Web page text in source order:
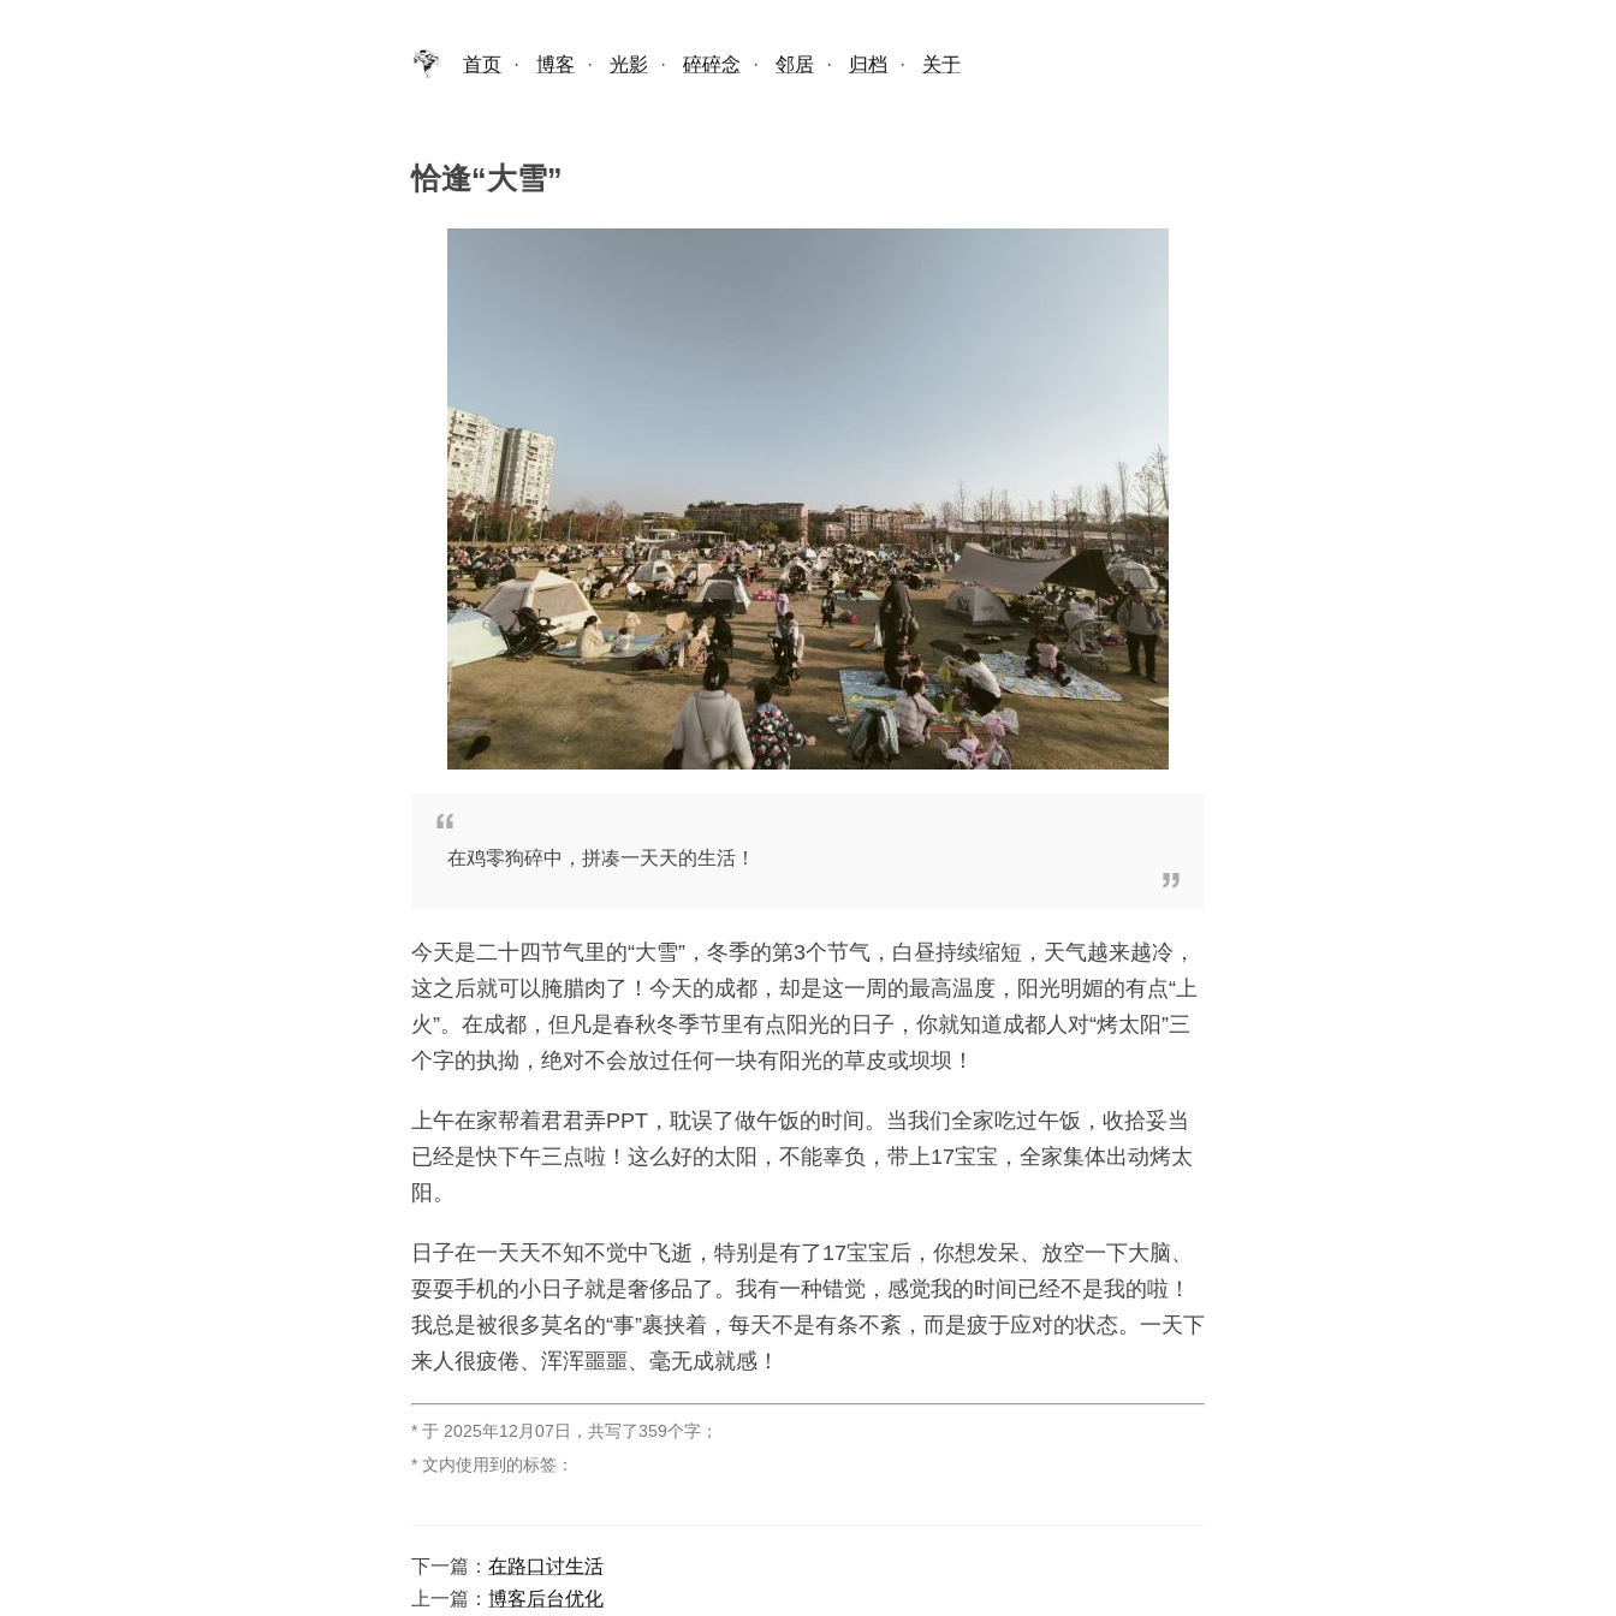
首页 · 博客 · 光影 · 碎碎念 · 邻居 · 归档 · 关于
恰逢“大雪”
在鸡零狗碎中，拼凑一天天的生活！
今天是二十四节气里的“大雪”，冬季的第3个节气，白昼持续缩短，天气越来越冷，
这之后就可以腌腊肉了！今天的成都，却是这一周的最高温度，阳光明媚的有点“上
火”。在成都，但凡是春秋冬季节里有点阳光的日子，你就知道成都人对“烤太阳”三
个字的执拗，绝对不会放过任何一块有阳光的草皮或坝坝！
上午在家帮着君君弄PPT，耽误了做午饭的时间。当我们全家吃过午饭，收拾妥当
已经是快下午三点啦！这么好的太阳，不能辜负，带上17宝宝，全家集体出动烤太
阳。
日子在一天天不知不觉中飞逝，特别是有了17宝宝后，你想发呆、放空一下大脑、
耍耍手机的小日子就是奢侈品了。我有一种错觉，感觉我的时间已经不是我的啦！
我总是被很多莫名的“事”裹挟着，每天不是有条不紊，而是疲于应对的状态。一天下
来人很疲倦、浑浑噩噩、毫无成就感！
* 于 2025年12月07日 ， 共写了359个字 ；
* 文内使用到的标签：
下一篇： 在路口讨生活
上一篇： 博客后台优化